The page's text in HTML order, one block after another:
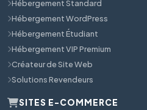
Hébergement Standard
Hébergement WordPress
Hébergement Étudiant
Hébergement VIP Premium
Créateur de Site Web
Solutions Revendeurs
SITES E-COMMERCE